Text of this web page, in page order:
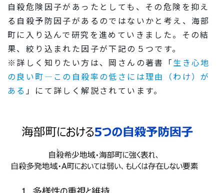
自殺危険因子があったとしても、その危険を抑え
る自殺予防因子があるのではないかと考え、海部
町に入り込んで研究を進めていきました。その結
果、絞り込まれた因子が下記の５つです。
※詳しく知りたい方は、岡さんの著書「生き心地
の良い町―この自殺率の低さには理由（わけ）が
ある 」にて詳しく解説されています。